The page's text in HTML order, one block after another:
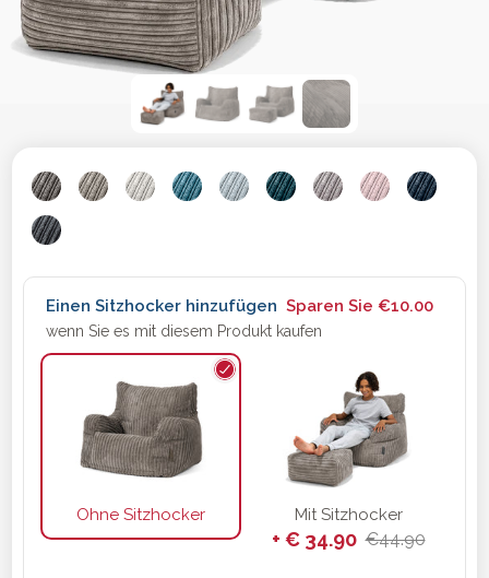
Einen Sitzhocker hinzufügen Sparen Sie €10.00
wenn Sie es mit diesem Produkt kaufen
Ohne Sitzhocker Mit Sitzhocker
+ € 34.90 €44.90